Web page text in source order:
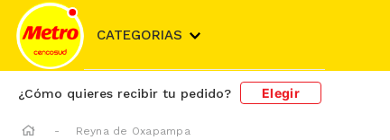
CATEGORIAS
¿Cómo quieres recibir tu pedido? Elegir
Reyna de Oxapampa